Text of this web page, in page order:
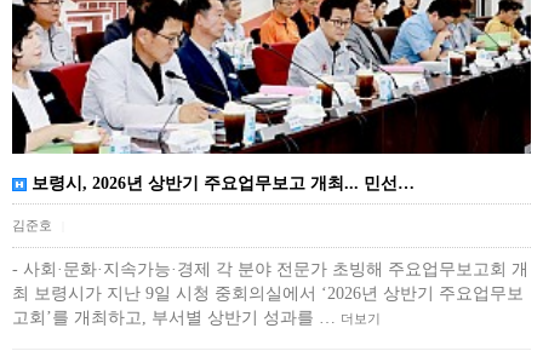
보령시, 2026년 상반기 주요업무보고 개최... 민선…
김준호
- 사회·문화·지속가능·경제 각 분야 전문가 초빙해 주요업무보고회 개
최 보령시가 지난 9일 시청 중회의실에서 ‘2026년 상반기 주요업무보
고회’를 개최하고, 부서별 상반기 성과를 …
더보기